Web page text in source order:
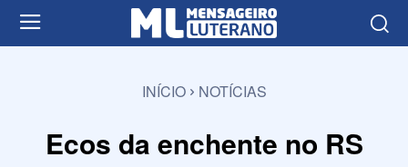
INÍCIO NOTÍCIAS
Ecos da enchente no RS